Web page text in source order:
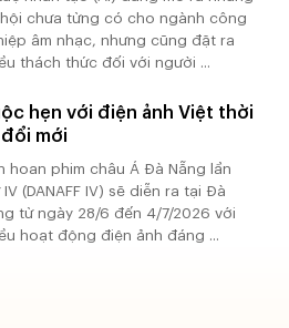
chưa từng có cho ngành công
âm nhạc, nhưng cũng đặt ra
thách thức đối với người ...
hẹn với điện ảnh Việt thời
đổi mới
hoan phim châu Á Đà Nẵng lần
IV (DANAFF IV) sẽ diễn ra tại Đà
từ ngày 28/6 đến 4/7/2026 với
hoạt động điện ảnh đáng ...